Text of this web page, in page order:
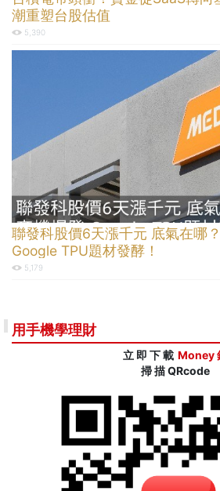
潮重塑台股估值
5,390
聯發科股價6天漲千元 底氣在哪
Google TPU題材發酵！
5,179
用手機學理財
立 即 下 載 Money
掃 描 QRcode